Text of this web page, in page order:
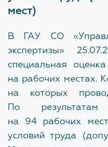
соответствии с
№ 59-ФЗ "О порядке
граждан Российской
Запись на приём
(343) 371-71-32, доб. 0201
Приём ведут
Начальник
инвестиций
Проверка сметной
благоустройству
КЕЙСЫ
ВАКАНСИИ
мест)
В ГАУ СО
экспертизы»
специальная
на рабочих местах.
на которых
По
на 94 рабочих
условий труда